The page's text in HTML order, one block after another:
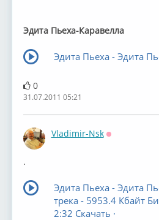
Эдита Пьеха-Каравелла
Эдита Пьеха - Эдита
0
31.07.2011 05:21
Vladimir-Nsk
.
Эдита Пьеха - Эдита
трека - 5953.4 Кбайт
2:32 Скачать ·